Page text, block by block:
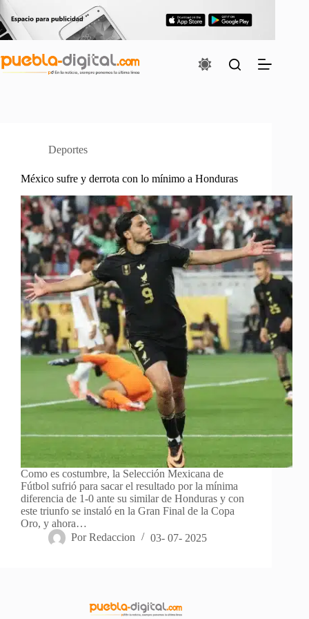
al
contenido
Deportes
México sufre y derrota con lo mínimo a Honduras
Como es costumbre, la Selección Mexicana de
Fútbol sufrió para sacar el resultado por la mínima
diferencia de 1-0 ante su similar de Honduras y con
este triunfo se instaló en la Gran Final de la Copa
Oro, y ahora…
Por Redaccion 03- 07- 2025